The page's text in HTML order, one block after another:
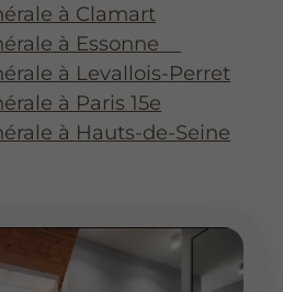
à Clamart
à Essonne
à Levallois-Perret
à Paris 15e
à Hauts-de-Seine